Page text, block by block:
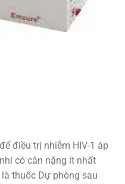
điều trị nhiễm HIV-1 áp
có cân nặng ít nhất
thuốc Dự phòng sau